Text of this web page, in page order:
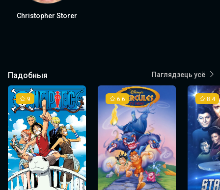
Christopher Storer
Падобныя Паглядзець усё
9 6.6 8.4